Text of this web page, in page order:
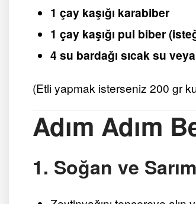
1 çay kaşığı karabiber
1 çay kaşığı pul biber
4 su bardağı sıcak su
(Etli yapmak isterseniz 200 gr
Adım Adım
1. Soğan ve